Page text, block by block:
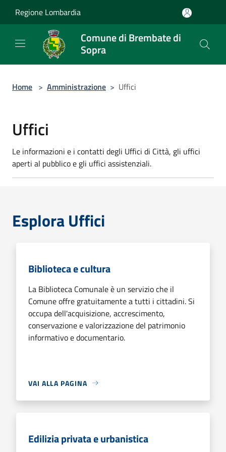
Regione Lombardia
Comune di Brembate di
Sopra
Home > Amministrazione > Uffici
Uffici
Le informazioni e i contatti degli Uffici di Città, gli uffici
aperti al pubblico e gli uffici assistenziali.
Esplora Uffici
Biblioteca e cultura
La Biblioteca Comunale è un servizio che il
Comune offre gratuitamente a tutti i cittadini. Si
occupa dell'acquisizione, accrescimento,
conservazione e valorizzazione del patrimonio
informativo e documentario.
VAI ALLA PAGINA
Edilizia privata e urbanistica